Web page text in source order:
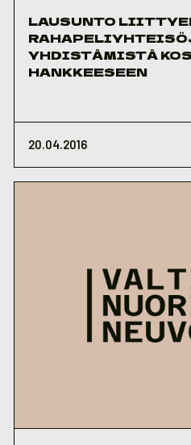
LAUSUNTO
YHDISTÄMISTÄ
HANKKEESEEN
20.04.2016